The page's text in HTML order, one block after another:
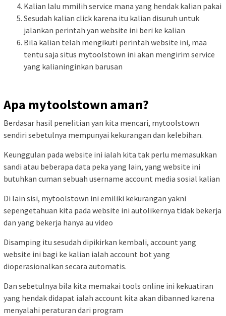
Kalian lalu mmilih service mana yang hendak kalian pakai
Sesudah kalian click karena itu kalian disuruh untuk
jalankan perintah yan website ini beri ke kalian
Bila kalian telah mengikuti perintah website ini, maa
tentu saja situs mytoolstown ini akan mengirim service
yang kalianinginkan barusan
Apa mytoolstown aman?
Berdasar hasil penelitian yan kita mencari, mytoolstown
sendiri sebetulnya mempunyai kekurangan dan kelebihan.
Keunggulan pada website ini ialah kita tak perlu memasukkan
sandi atau beberapa data peka yang lain, yang website ini
butuhkan cuman sebuah username account media sosial kalian
Di lain sisi, mytoolstown ini emiliki kekurangan yakni
sepengetahuan kita pada website ini autolikernya tidak bekerja
dan yang bekerja hanya au video
Disamping itu sesudah dipikirkan kembali, account yang
website ini bagi ke kalian ialah account bot yang
dioperasionalkan secara automatis.
Dan sebetulnya bila kita memakai tools online ini kekuatiran
yang hendak didapat ialah account kita akan dibanned karena
menyalahi peraturan dari program